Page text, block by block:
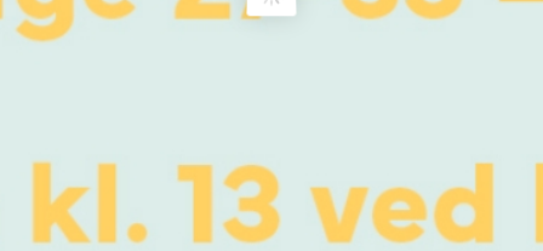
Von Oberbergs